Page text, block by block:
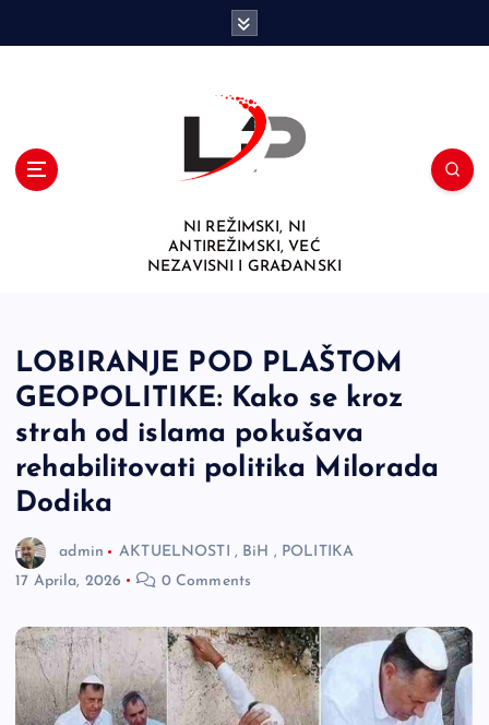
NI REŽIMSKI, NI
ANTIREŽIMSKI, VEĆ
NEZAVISNI I GRAĐANSKI
LOBIRANJE POD PLAŠTOM
GEOPOLITIKE: Kako se kroz
strah od islama pokušava
rehabilitovati politika Milorada
Dodika
admin AKTUELNOSTI , BiH , POLITIKA
17 Aprila, 2026
0 Comments